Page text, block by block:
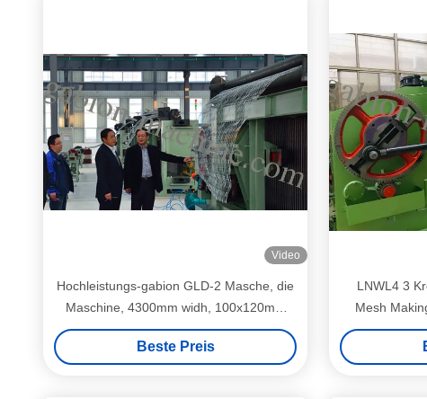
Video
Hochleistungs-gabion GLD-2 Masche, die
Maschine, 4300mm widh, 100x120mm
Maschenweite herstellt
Beste Preis
LNWL4 3
Mesh